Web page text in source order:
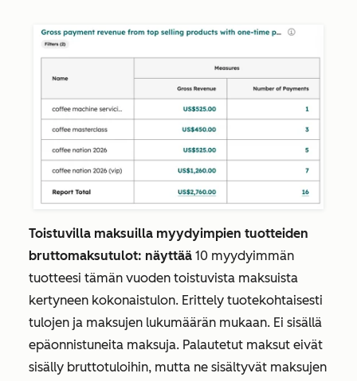
Toistuvilla maksuilla myydyimpien tuotteiden
bruttomaksutulot: näyttää 10 myydyimmän
tuotteesi tämän vuoden toistuvista maksuista
kertyneen kokonaistulon. Erittely tuotekohtaisesti
tulojen ja maksujen lukumäärän mukaan. Ei sisällä
epäonnistuneita maksuja. Palautetut maksut eivät
sisälly bruttotuloihin, mutta ne sisältyvät maksujen